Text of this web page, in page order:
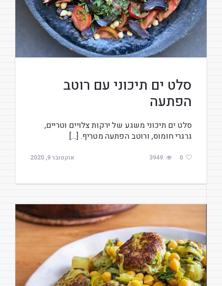
סלט ים תיכוני עם רוטב
הפתעה
סלט ים תיכוני משגע של ירקות צלויים וטריים,
גרגרי חומוס, ורוטב הפתעה מטריף. […]
אוקטובר 9, 2020 3949 0